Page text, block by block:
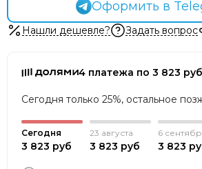
Оформить в
Нашли дешевле? Задать вопрос
4 платежа по 3 823 руб
Сегодня только 25%, остальное
Сегодня
3 823 руб
23 августа
3 823 руб
6
3 823